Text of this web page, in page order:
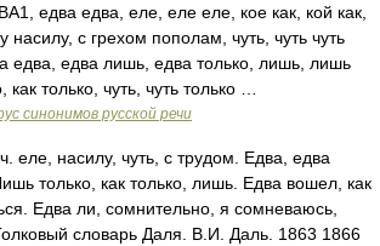
едва едва, еле, еле еле, кое как, кой как,
насилу, с грехом пополам, чуть, чуть чуть
едва лишь, едва только, лишь, лишь
как только, чуть, чуть только …
синонимов русской речи
еле, насилу, чуть, с трудом. Едва, едва
только, как только, лишь. Едва вошел, как
Едва ли, сомнительно, я сомневаюсь,
словарь Даля. В.И. Даль. 1863 1866